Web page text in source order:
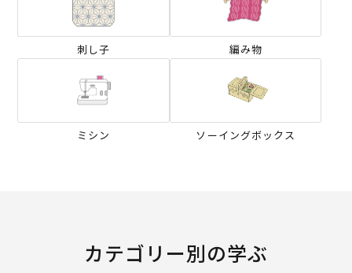
刺し子 編み物
ミシン ソーイングボックス
カテゴリー別の学ぶ